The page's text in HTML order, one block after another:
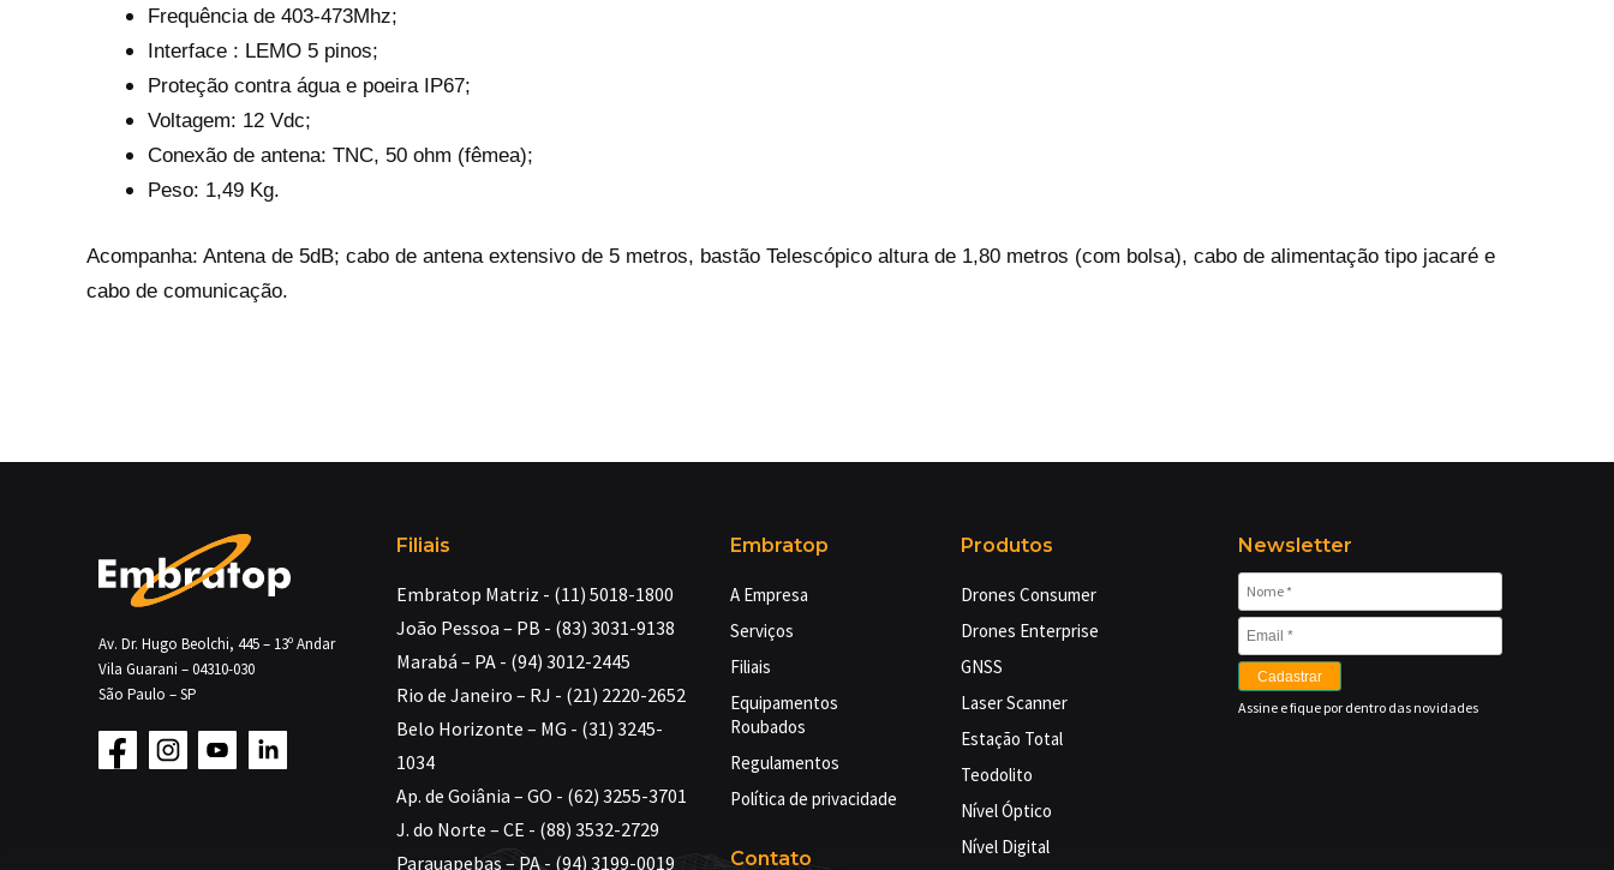
Frequência de 403-473Mhz;
Interface : LEMO 5 pinos;
Proteção contra água e poeira IP67;
Voltagem: 12 Vdc;
Conexão de antena: TNC, 50 ohm (fêmea);
Peso: 1,49 Kg.
Acompanha: Antena de 5dB; cabo de antena extensivo de 5 metros, bastão Telescópico altura de 1,80 metros (com bolsa), cabo de alimentação tipo jacaré e
cabo de comunicação.
Av. Dr. Hugo Beolchi, 445 – 13º Andar
Vila Guarani – 04310-030
São Paulo – SP
Filiais
Embratop Matriz - (11) 5018-1800
João Pessoa – PB - (83) 3031-9138
Marabá – PA - (94) 3012-2445
Rio de Janeiro – RJ - (21) 2220-2652
Belo Horizonte – MG - (31) 3245-
1034
Ap. de Goiânia – GO - (62) 3255-3701
J. do Norte – CE - (88) 3532-2729
Parauapebas – PA - (94) 3199-0019
Embratop
A Empresa
Serviços
Filiais
Equipamentos
Roubados
Regulamentos
Política de privacidade
Contato
Produtos
Drones Consumer
Drones Enterprise
GNSS
Laser Scanner
Estação Total
Teodolito
Nível Óptico
Nível Digital
Newsletter
Cadastrar
Assine e fique por dentro das novidades